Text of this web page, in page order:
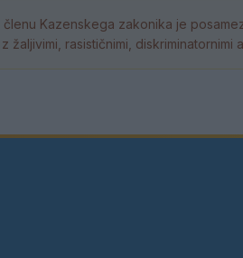
členu Kazenskega zakonika je
žaljivimi, rasističnimi,